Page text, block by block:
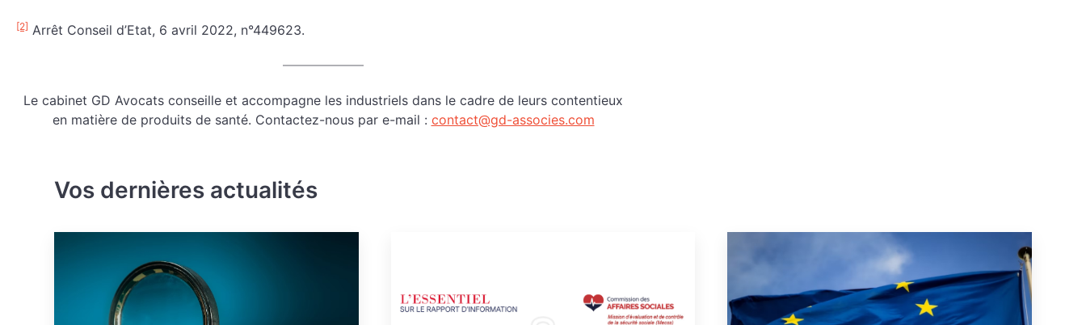
[2] Arrêt Conseil d’Etat, 6 avril 2022, n°449623.
Le cabinet GD Avocats conseille et accompagne les industriels dans le cadre de leurs contentieux
en matière de produits de santé. Contactez-nous par e-mail : contact@gd-associes.com
Vos dernières actualités